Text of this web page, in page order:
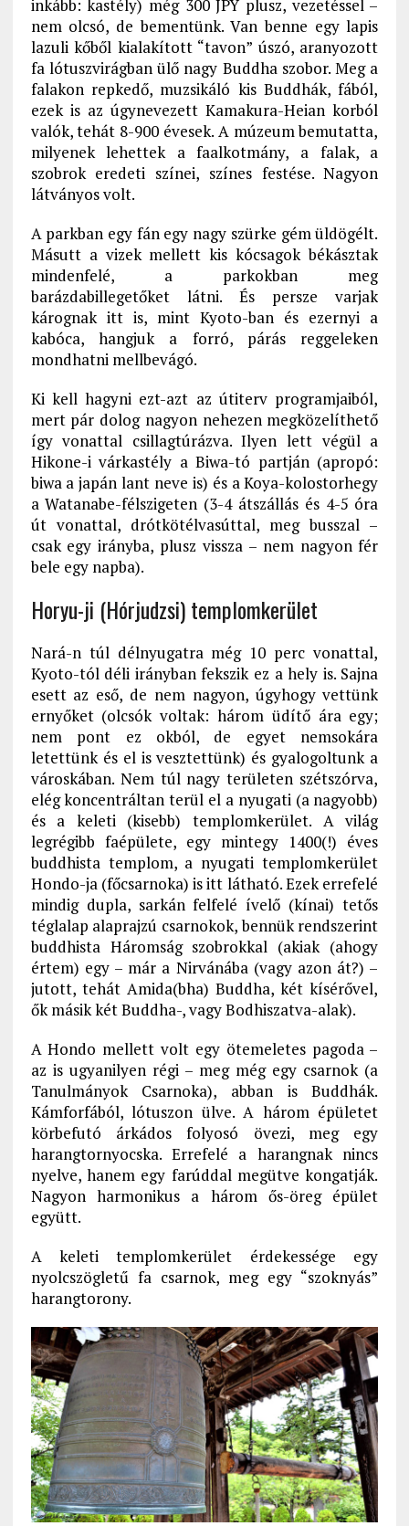
inkább: kastély) még 300 JPY plusz, vezetéssel –
nem olcsó, de bementünk. Van benne egy lapis
lazuli kőből kialakított “tavon” úszó, aranyozott
fa lótuszvirágban ülő nagy Buddha szobor. Meg a
falakon repkedő, muzsikáló kis Buddhák, fából,
ezek is az úgynevezett Kamakura-Heian korból
valók, tehát 8-900 évesek. A múzeum bemutatta,
milyenek lehettek a faalkotmány, a falak, a
szobrok eredeti színei, színes festése. Nagyon
látványos volt.
A parkban egy fán egy nagy szürke gém üldögélt.
Másutt a vizek mellett kis kócsagok békásztak
mindenfelé, a parkokban meg
barázdabillegetőket látni. És persze varjak
kárognak itt is, mint Kyoto-ban és ezernyi a
kabóca, hangjuk a forró, párás reggeleken
mondhatni mellbevágó.
Ki kell hagyni ezt-azt az útiterv programjaiból,
mert pár dolog nagyon nehezen megközelíthető
így vonattal csillagtúrázva. Ilyen lett végül a
Hikone-i várkastély a Biwa-tó partján (apropó:
biwa a japán lant neve is) és a Koya-kolostorhegy
a Watanabe-félszigeten (3-4 átszállás és 4-5 óra
út vonattal, drótkötélvasúttal, meg busszal –
csak egy irányba, plusz vissza – nem nagyon fér
bele egy napba).
Horyu-ji (Hórjudzsi) templomkerület
Nará-n túl délnyugatra még 10 perc vonattal,
Kyoto-tól déli irányban fekszik ez a hely is. Sajna
esett az eső, de nem nagyon, úgyhogy vettünk
ernyőket (olcsók voltak: három üdítő ára egy;
nem pont ez okból, de egyet nemsokára
letettünk és el is vesztettünk) és gyalogoltunk a
városkában. Nem túl nagy területen szétszórva,
elég koncentráltan terül el a nyugati (a nagyobb)
és a keleti (kisebb) templomkerület. A világ
legrégibb faépülete, egy mintegy 1400(!) éves
buddhista templom, a nyugati templomkerület
Hondo-ja (főcsarnoka) is itt látható. Ezek errefelé
mindig dupla, sarkán felfelé ívelő (kínai) tetős
téglalap alaprajzú csarnokok, bennük rendszerint
buddhista Háromság szobrokkal (akiak (ahogy
értem) egy – már a Nirvánába (vagy azon át?) –
jutott, tehát Amida(bha) Buddha, két kísérővel,
ők másik két Buddha-, vagy Bodhiszatva-alak).
A Hondo mellett volt egy ötemeletes pagoda –
az is ugyanilyen régi – meg még egy csarnok (a
Tanulmányok Csarnoka), abban is Buddhák.
Kámforfából, lótuszon ülve. A három épületet
körbefutó árkádos folyosó övezi, meg egy
harangtornyocska. Errefelé a harangnak nincs
nyelve, hanem egy farúddal megütve kongatják.
Nagyon harmonikus a három ős-öreg épület
együtt.
A keleti templomkerület érdekessége egy
nyolcszögletű fa csarnok, meg egy “szoknyás”
harangtorony.